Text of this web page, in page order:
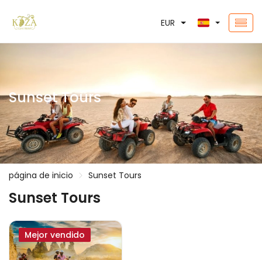
EUR
Sunset Tours
página de inicio Sunset Tours
Sunset Tours
Mejor vendido